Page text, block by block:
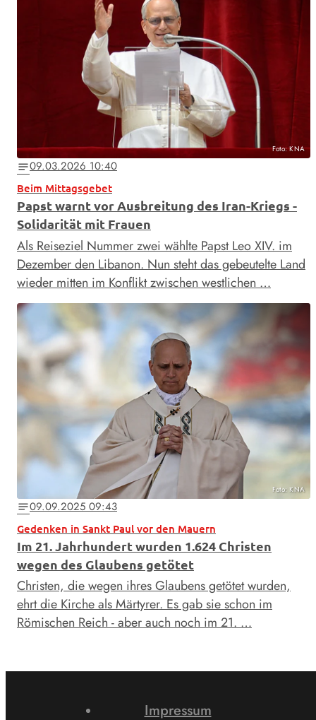
Foto: KNA
notes09.03.2026 10:40
Beim Mittagsgebet
Papst warnt vor Ausbreitung des Iran-Kriegs -
Solidarität mit Frauen
Als Reiseziel Nummer zwei wählte Papst Leo XIV. im
Dezember den Libanon. Nun steht das gebeutelte Land
wieder mitten im Konflikt zwischen westlichen …
Foto: KNA
notes09.09.2025 09:43
Gedenken in Sankt Paul vor den Mauern
Im 21. Jahrhundert wurden 1.624 Christen
wegen des Glaubens getötet
Christen, die wegen ihres Glaubens getötet wurden,
ehrt die Kirche als Märtyrer. Es gab sie schon im
Römischen Reich - aber auch noch im 21. …
Impressum